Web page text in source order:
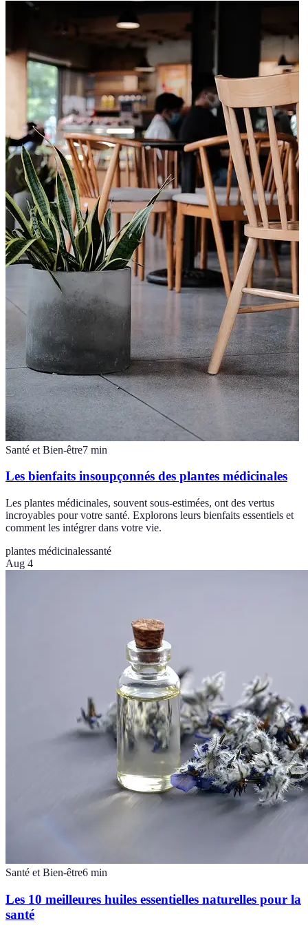
Santé et Bien-être7 min
Les bienfaits insoupçonnés des plantes médicinales
Les plantes médicinales, souvent sous-estimées, ont des vertus
incroyables pour votre santé. Explorons leurs bienfaits essentiels et
comment les intégrer dans votre vie.
plantes médicinalessanté
Aug 4
Santé et Bien-être6 min
Les 10 meilleures huiles essentielles naturelles pour la
santé